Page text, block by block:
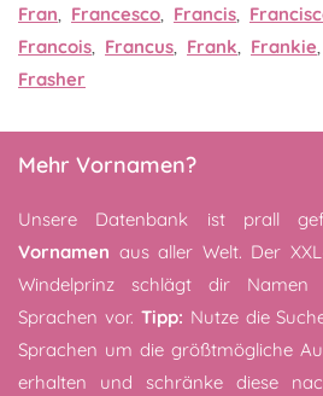
Fran, Francesco, Francis,
Francois, Francus, Frank, Frankie,
Frasher
Mehr Vornamen?
Unsere Datenbank ist prall
Vornamen aus aller Welt. Der
Windelprinz schlägt dir Namen
Sprachen vor. Tipp: Nutze die
Sprachen um die größtmögliche
erhalten und schränke diese